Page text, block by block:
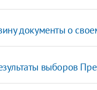
документы о
выборов